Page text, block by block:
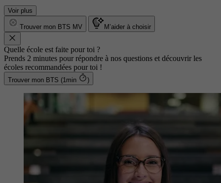
Voir plus
Trouver mon BTS MV M’aider à choisir
Quelle école est faite pour toi ?
Prends 2 minutes pour répondre à nos questions et découvrir les
écoles recommandées pour toi !
Trouver mon BTS (1min )